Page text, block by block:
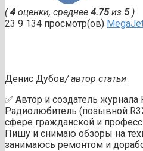
(4 оценки, среднее 4.75из 5)
23 9 134 просмотр(ов)
Денис Дубов/ автор статьи
✅ Автор и создатель журнала
Радиолюбитель (позывной
сфере гражданской и
Пишу и снимаю обзоры на
занимаюсь ремонтом и